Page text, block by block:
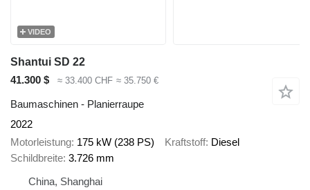
VIDEO
Shantui SD 22
41.300 $
≈ 33.400 CHF ≈ 35.750 €
Baumaschinen - Planierraupe
2022
Motorleistung 175 kW (238 PS) Kraftstoff Diesel
Schildbreite 3.726 mm
China, Shanghai